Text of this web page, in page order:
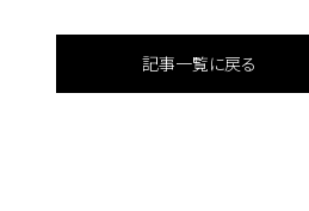
記事一覧に戻る